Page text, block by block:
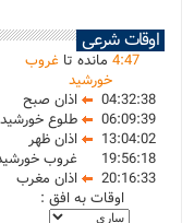
اوقات شرعی
4:47 مانده تاغروب
خورشید
04:32:38
اذان صبح
06:09:39
طلوع خورشید
13:04:02
اذان ظهر
19:56:18
غروب
20:16:33
اذان مغرب
اوقات به افق :